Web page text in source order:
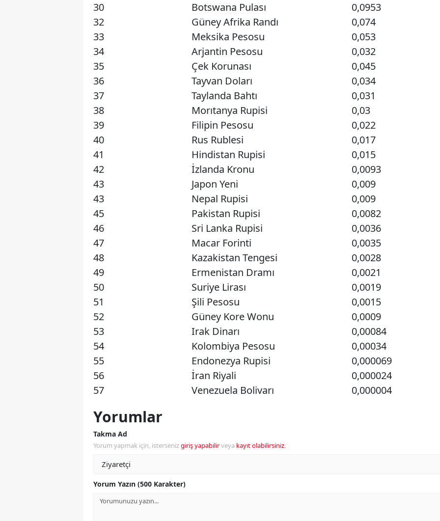
30
Botswana Pulası
0,0953
32
Güney Afrika Randı
0,074
33
Meksika Pesosu
0,053
34
Arjantin Pesosu
0,032
35
Çek Korunası
0,045
36
Tayvan Doları
0,034
37
Taylanda Bahtı
0,031
38
Morıtanya Rupisi
0,03
39
Filipin Pesosu
0,022
40
Rus Rublesi
0,017
41
Hindistan Rupisi
0,015
42
İzlanda Kronu
0,0093
43
Japon Yeni
0,009
43
Nepal Rupisi
0,009
45
Pakistan Rupisi
0,0082
46
Sri Lanka Rupisi
0,0036
47
Macar Forinti
0,0035
48
Kazakistan Tengesi
0,0028
49
Ermenistan Dramı
0,0021
50
Suriye Lirası
0,0019
51
Şili Pesosu
0,0015
52
Güney Kore Wonu
0,0009
53
Irak Dinarı
0,00084
54
Kolombiya Pesosu
0,00034
55
Endonezya Rupisi
0,000069
56
İran Riyali
0,000024
57
Venezuela Bolivarı 0,000004
Yorumlar
Takma Ad
Yorum yapmak için, istersenizgiriş yapabilirveya kayıt olabilirsiniz.
Yorum Yazın (500 Karakter)